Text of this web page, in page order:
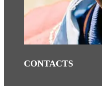
CONTACTS